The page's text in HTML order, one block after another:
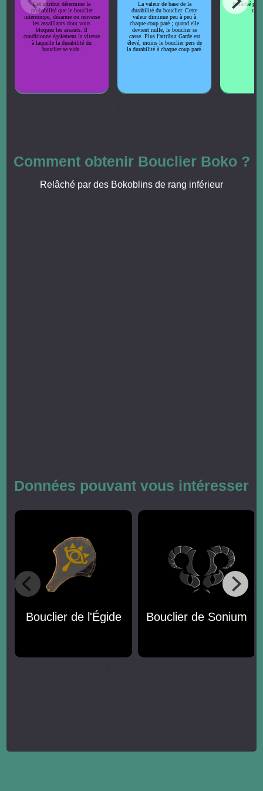
Cet attribut détermine la
probabilité que le bouclier
interrompe, désarme ou renverse
les assaillants dont vous
bloquez les assauts. Il
conditionne également la vitesse
à laquelle la durabilité du
bouclier se vide.
La valeur de base de la
durabilité du bouclier. Cette
valeur diminue peu à peu à
chaque coup paré ; quand elle
devient nulle, le bouclier se
casse. Plus l'attribut Garde est
élevé, moins le bouclier pers de
la durabilité à chaque coup paré.
Relâché par
Comment obtenir Bouclier Boko ?
Relâché par des Bokoblins de rang inférieur
Données pouvant vous intéresser
Bouclier de l'Égide Bouclier de Sonium